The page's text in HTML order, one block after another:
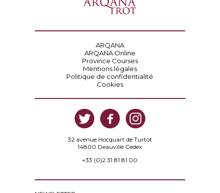
ARQANA
ARQANA Online
Province Courses
Mentions légales
Politique de confidentialité
Cookies
32 avenue Hocquart de Turtot
14800 Deauville Cedex
+33 (0)2 31 81 81 00